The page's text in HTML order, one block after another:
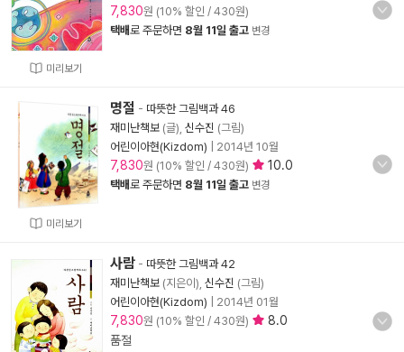
미리보기
7,830원 (10% 할인 / 430원)
택배로 주문하면 8월 11일 출고 변경
미리보기
명절 - 따뜻한 그림백과 46
재미난책보 (글), 신수진 (그림)
어린이아현(Kizdom)
2014년 10월
7,830원 (10% 할인 / 430원) 10.0
택배로 주문하면 8월 11일 출고 변경
사람 - 따뜻한 그림백과 42
재미난책보 (지은이), 신수진 (그림)
어린이아현(Kizdom)
2014년 01월
7,830원 (10% 할인 / 430원)
8.0
품절